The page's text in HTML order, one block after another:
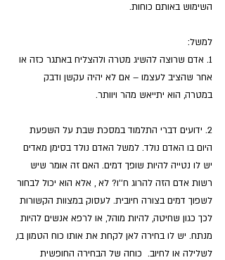
השימוש באותם כוחות.
למשל:
1. אדם שרוצה להשיג מטרה ולהצליח באתגר כזה או
אחר שהציב לעצמו – אם לא יהיה עקשן ודבק
במטרה, הוא יתייאש מהר ויוותר.
2. ידועים דברי התלמוד במסכת שבת על השפעת
היום בו האדם נולד. למשל האדם נולד בסימן מאדים
יש לו נטייה להיות שופך דמים. האם זה אומר שיש
רשות אדם הזה להרוג ח''ו? לא , אלא הוא יכול לבחור
לשפוך דמים בצורה חיובית. לעסוק במצוות הקשורות
לכך כגון שחיטה, להיות מוהל, או לרפא אנשים להיות
מנתח. יש לו בחירה לאן לקחת את אותו כוח הטמון בו,
לשלילה או לחיוב.  כוחה של הבחירה החופשית